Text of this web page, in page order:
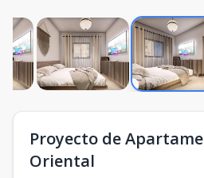
Proyecto de
Oriental